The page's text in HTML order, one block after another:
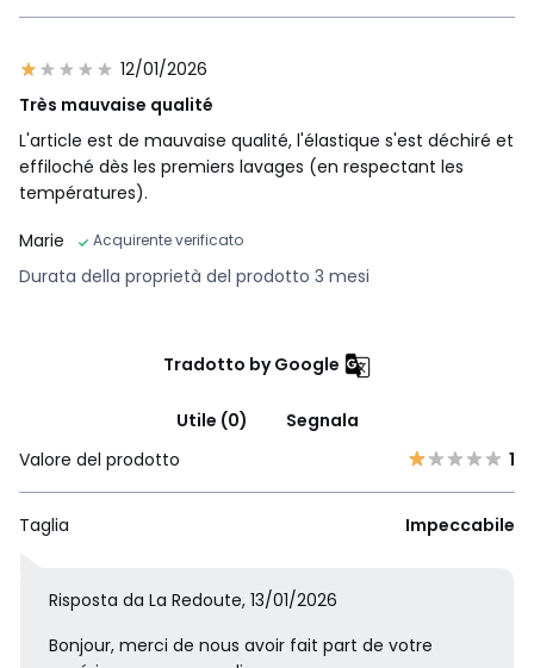
12/01/2026
Très mauvaise qualité
L'article est de mauvaise qualité, l'élastique s'est déchiré et
effiloché dès les premiers lavages (en respectant les
températures).
Marie
Acquirente verificato
Durata della proprietà del prodotto 3 mesi
Tradotto by Google
Utile (0)
Segnala
Valore del prodotto
1
Taglia Impeccabile
Risposta da La Redoute, 13/01/2026
Bonjour, merci de nous avoir fait part de votre